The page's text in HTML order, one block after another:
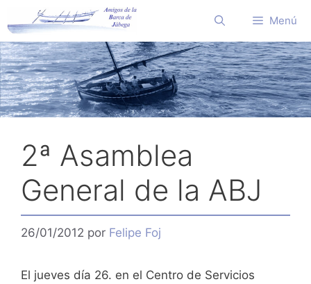
al
contenido
Menú
2ª Asamblea
General de la ABJ
26/01/2012 por Felipe Foj
El jueves día 26. en el Centro de Servicios